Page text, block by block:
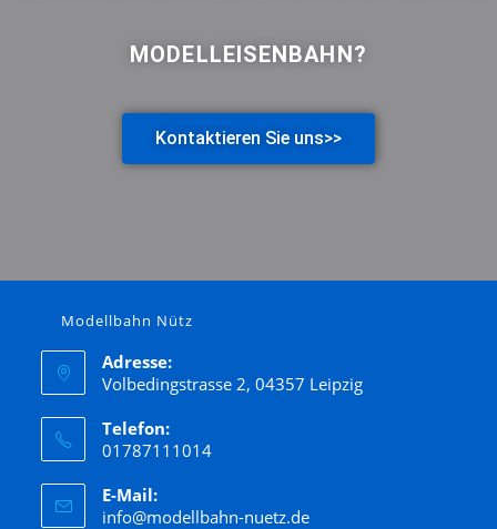
MODELLEISENBAHN?
Kontaktieren Sie uns>>
Modellbahn Nütz
Adresse:
Volbedingstrasse 2, 04357 Leipzig
Telefon:
01787111014
E-Mail:
info@modellbahn-nuetz.de